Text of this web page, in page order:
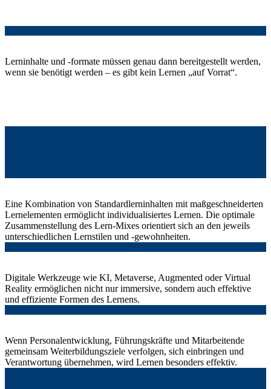
Lerninhalte und -formate müssen genau dann bereitgestellt werden,
wenn sie benötigt werden – es gibt kein Lernen „auf Vorrat“.
Eine Kombination von Standardlerninhalten mit maßgeschneiderten
Lernelementen ermöglicht individualisiertes Lernen. Die optimale
Zusammenstellung des Lern-Mixes orientiert sich an den jeweils
unterschiedlichen Lernstilen und -gewohnheiten.
Digitale Werkzeuge wie KI, Metaverse, Augmented oder Virtual
Reality ermöglichen nicht nur immersive, sondern auch effektive
und effiziente Formen des Lernens.
Wenn Personalentwicklung, Führungskräfte und Mitarbeitende
gemeinsam Weiterbildungsziele verfolgen, sich einbringen und
Verantwortung übernehmen, wird Lernen besonders effektiv.